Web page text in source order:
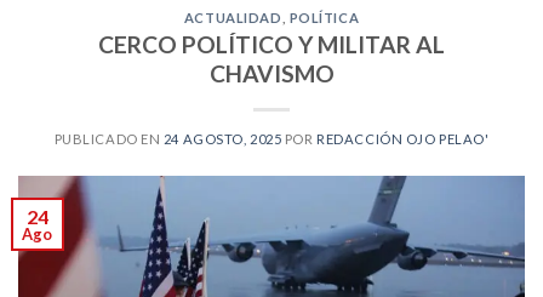
ACTUALIDAD POLÍTICA
CERCO POLÍTICO Y MILITAR AL
CHAVISMO
PUBLICADO EN 24 AGOSTO, 2025 POR REDACCIÓN OJO PELAO'
24
Ago